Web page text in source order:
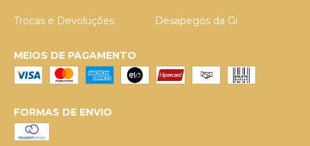
Trocas e Devoluções Desapegos da Gi
MEIOS DE PAGAMENTO
FORMAS DE ENVIO